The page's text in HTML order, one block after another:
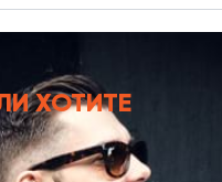
ХОТИТЕ